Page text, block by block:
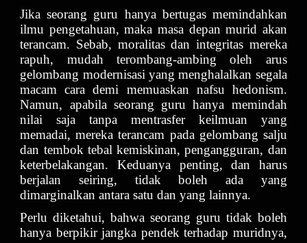
Jika seorang guru hanya bertugas memindahkan
ilmu pengetahuan, maka masa depan murid akan
terancam. Sebab, moralitas dan integritas mereka
rapuh, mudah terombang-ambing oleh arus
gelombang modernisasi yang menghalalkan segala
macam cara demi memuaskan nafsu hedonism.
Namun, apabila seorang guru hanya memindah
nilai saja tanpa mentrasfer keilmuan yang
memadai, mereka terancam pada gelombang salju
dan tembok tebal kemiskinan, pengangguran, dan
keterbelakangan. Keduanya penting, dan harus
berjalan seiring, tidak boleh ada yang
dimarginalkan antara satu dan yang lainnya.
Perlu diketahui, bahwa seorang guru tidak boleh
hanya berpikir jangka pendek terhadap muridnya,